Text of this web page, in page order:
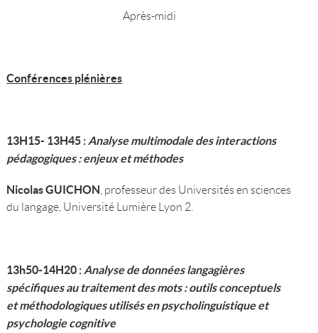
Après-midi
Conférences plénières
13H15- 13H45 : Analyse multimodale des interactions
pédagogiques : enjeux et méthodes
Nicolas GUICHON , professeur des Universités en sciences
du langage, Université Lumière Lyon 2.
13h50-14H20 : Analyse de données langagières
spécifiques au traitement des mots : outils conceptuels
et méthodologiques utilisés en psycholinguistique et
psychologie cognitive